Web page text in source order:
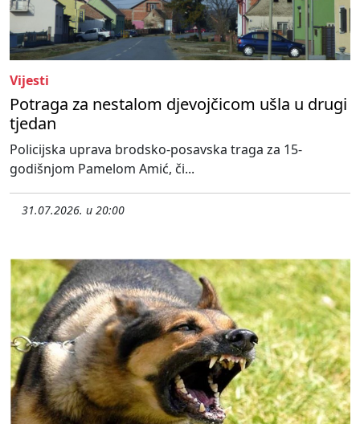
Vijesti
Potraga za nestalom djevojčicom ušla u drugi
tjedan
Policijska uprava brodsko-posavska traga za 15-
godišnjom Pamelom Amić, či...
31.07.2026. u 20:00